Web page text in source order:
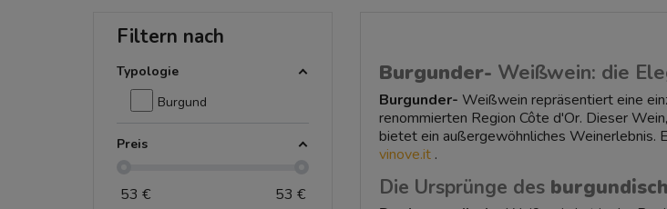
Filtern nach
Typologie
Burgund
Preis
53 € 53 €
Burgunder- Weißwein: die
Burgunder- Weißwein repräsentiert eine
renommierten Region Côte d'Or. Dieser
bietet ein außergewöhnliches Weinerlebnis.
vinove.it.
Die Ursprünge des